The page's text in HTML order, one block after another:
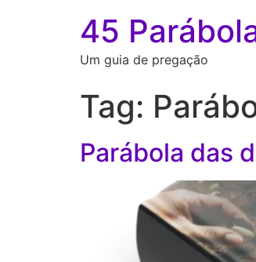
45
Um guia de pregação
Tag:
Parábola das